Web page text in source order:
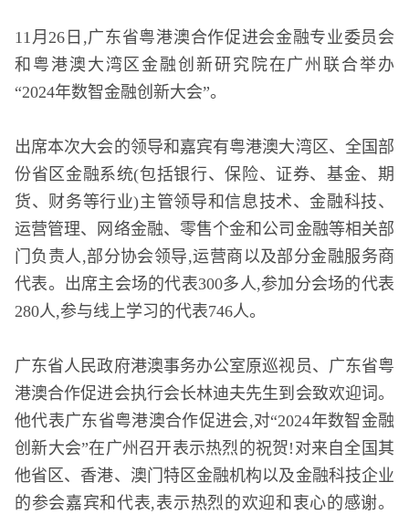
11月26日,广东省粤港澳合作促进会金融专业委员会
和粤港澳大湾区金融创新研究院在广州联合举办
“2024年数智金融创新大会”。
出席本次大会的领导和嘉宾有粤港澳大湾区、全国部
份省区金融系统(包括银行、保险、证券、基金、期
货、财务等行业)主管领导和信息技术、金融科技、
运营管理、网络金融、零售个金和公司金融等相关部
门负责人,部分协会领导,运营商以及部分金融服务商
代表。出席主会场的代表300多人,参加分会场的代表
280人,参与线上学习的代表746人。
广东省人民政府港澳事务办公室原巡视员、广东省粤
港澳合作促进会执行会长林迪夫先生到会致欢迎词。
他代表广东省粤港澳合作促进会,对“2024年数智金融
创新大会”在广州召开表示热烈的祝贺!对来自全国其
他省区、香港、澳门特区金融机构以及金融科技企业
的参会嘉宾和代表,表示热烈的欢迎和衷心的感谢。